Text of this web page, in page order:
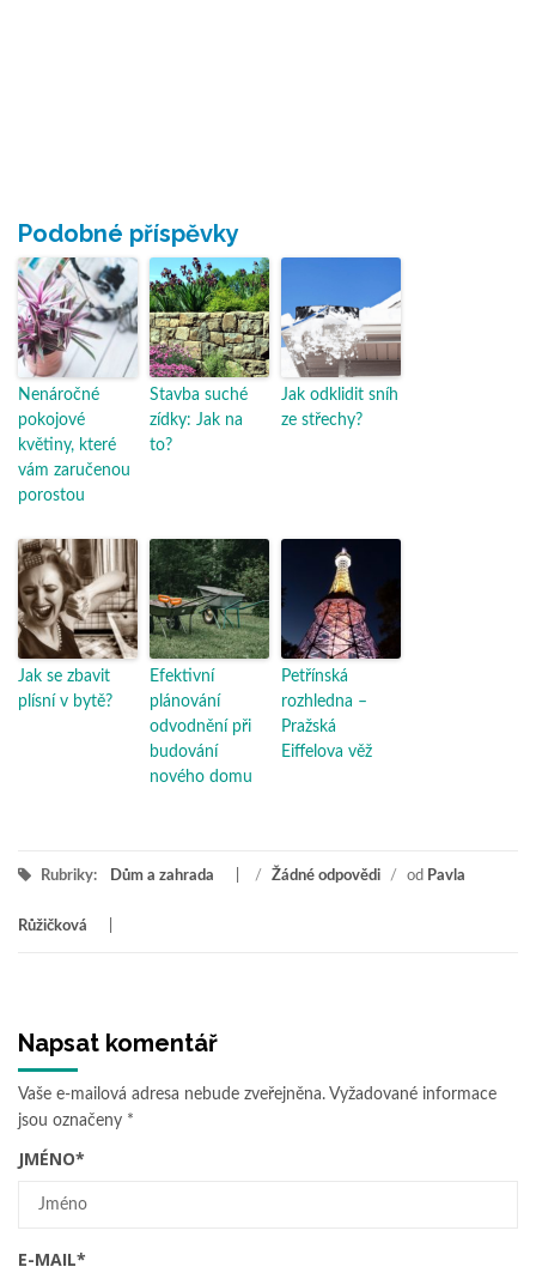
Podobné příspěvky
Nenáročné
pokojové
květiny, které
vám zaručenou
porostou
Stavba suché
zídky: Jak na
to?
Jak odklidit sníh
ze střechy?
Jak se zbavit
plísní v bytě?
Efektivní
plánování
odvodnění při
budování
nového domu
Petřínská
rozhledna –
Pražská
Eiffelova věž
Rubriky: Dům a zahrada / Žádné odpovědi / od Pavla
Růžičková
Napsat komentář
Vaše e-mailová adresa nebude zveřejněna. Vyžadované informace
jsou označeny *
JMÉNO*
E-MAIL*